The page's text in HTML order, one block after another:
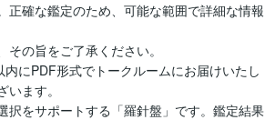
確な鑑定のため、可能な範囲で詳細な情報
の旨をご了承ください。
にPDF形式でトークルームにお届けいたし
ます。
択をサポートする「羅針盤」です。鑑定結果